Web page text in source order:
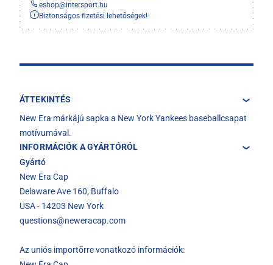
eshop@intersport.hu
Biztonságos fizetési lehetőségek!
ÁTTEKINTÉS
New Era márkájú sapka a New York Yankees baseballcsapat
motívumával.
INFORMÁCIÓK A GYÁRTÓRÓL
Gyártó
New Era Cap
Delaware Ave 160, Buffalo
USA - 14203 New York
questions@neweracap.com
Az uniós importőrre vonatkozó információk: